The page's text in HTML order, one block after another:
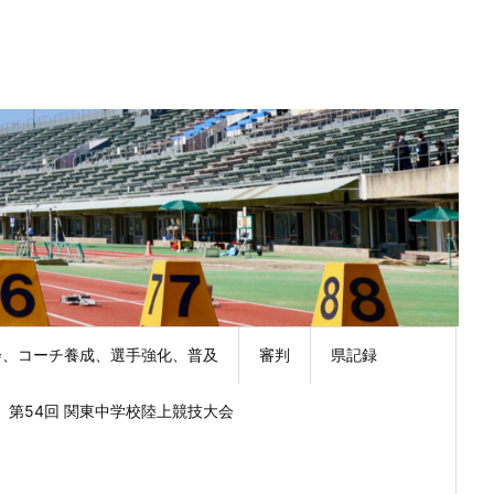
コーチ養成、選手強化、普及 審判 県記録
第54回 関東中学校陸上競技大会